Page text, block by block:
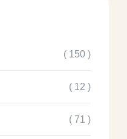
( 150 )
( 12 )
( 71 )